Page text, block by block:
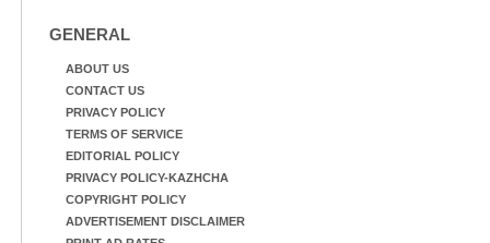
GENERAL
ABOUT US
CONTACT US
PRIVACY POLICY
TERMS OF SERVICE
EDITORIAL POLICY
PRIVACY POLICY-KAZHCHA
COPYRIGHT POLICY
ADVERTISEMENT DISCLAIMER